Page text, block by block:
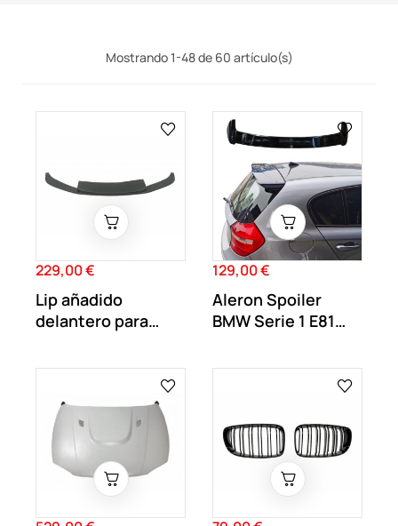
Mostrando 1-48 de 60 artículo(s)
Precio
229,00 €
Lip añadido
delantero para
E82...
Precio
129,00 €
Aleron Spoiler
BMW Serie 1 E81